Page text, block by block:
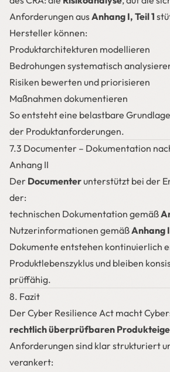
Anforderungen ausAnhang I, Teil 1
Hersteller können:
Produktarchitekturen modellieren
Bedrohungen systematisch
Risiken bewerten und priorisieren
Maßnahmen dokumentieren
So entsteht eine belastbare
der Produktanforderungen.
7.3 Documenter – Dokumentation
Anhang II
Der Documenterunterstützt bei der
der:
technischen Dokumentation gemäß
Nutzerinformationen gemäßAnhang
Dokumente entstehen kontinuierlich
Produktlebenszyklus und bleiben
prüffähig.
8. Fazit
Der Cyber Resilience Act macht
rechtlich überprüfbaren
Anforderungen sind klar strukturiert
verankert: